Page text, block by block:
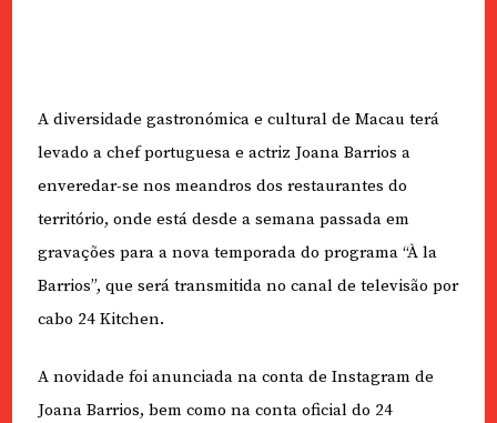
A diversidade gastronómica e cultural de Macau terá
levado a chef portuguesa e actriz Joana Barrios a
enveredar-se nos meandros dos restaurantes do
território, onde está desde a semana passada em
gravações para a nova temporada do programa “À la
Barrios”, que será transmitida no canal de televisão por
cabo 24 Kitchen.
A novidade foi anunciada na conta de Instagram de
Joana Barrios, bem como na conta oficial do 24